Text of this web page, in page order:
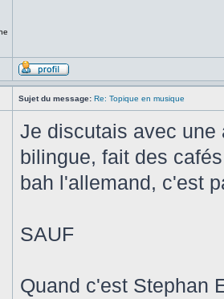
Sujet du message: Re: Topique en musique
Je discutais avec une
bilingue, fait des
bah l'allemand, c'est
SAUF
Quand c'est Stephan